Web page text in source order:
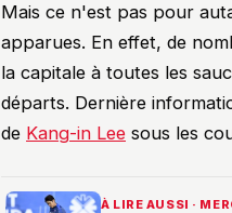
Mais ce n'est pas pour
apparues. En effet, de
la capitale à toutes les
départs. Dernière
de Kang-in Lee sous les
À LIRE AUSSI ·